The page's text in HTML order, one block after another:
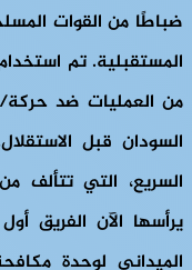
ضباطًا من القوات
المستقبلية. تم
من العمليات ضد
السودان قبل
السريع، التي تتألف
يرأسها الآن الفريق
الميداني لوحدة